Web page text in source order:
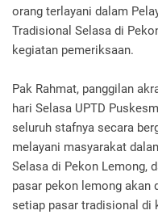
orang terlayani dalam
Tradisional Selasa di
kegiatan pemeriksaan.
Pak Rahmat, panggilan
hari Selasa UPTD
seluruh stafnya secara
melayani masyarakat
Selasa di Pekon Lemong,
pasar pekon lemong akan
setiap pasar tradisional di